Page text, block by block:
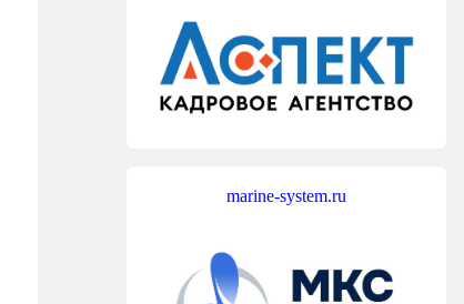
marine-system.ru